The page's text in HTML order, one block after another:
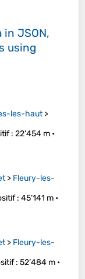
JSON,
using
les-haut>
: 22’454 m •
> Fleury-les-
: 45’141 m •
> Fleury-les-
: 52’484 m •